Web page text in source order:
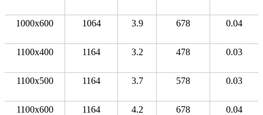
1000x600 1064 3.9 678 0.04
1100x400 1164 3.2 478 0.03
1100x500 1164 3.7 578 0.03
1100x600 1164 4.2 678 0.04